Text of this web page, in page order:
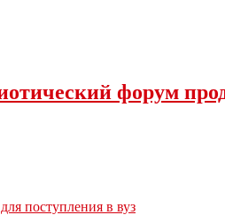
форум
поступления в вуз